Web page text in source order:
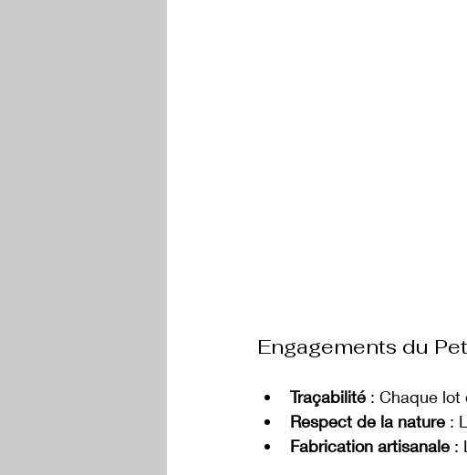
Engagements du
Traçabilité : Chaque lot
Respect de la nature :
Fabrication artisanale :